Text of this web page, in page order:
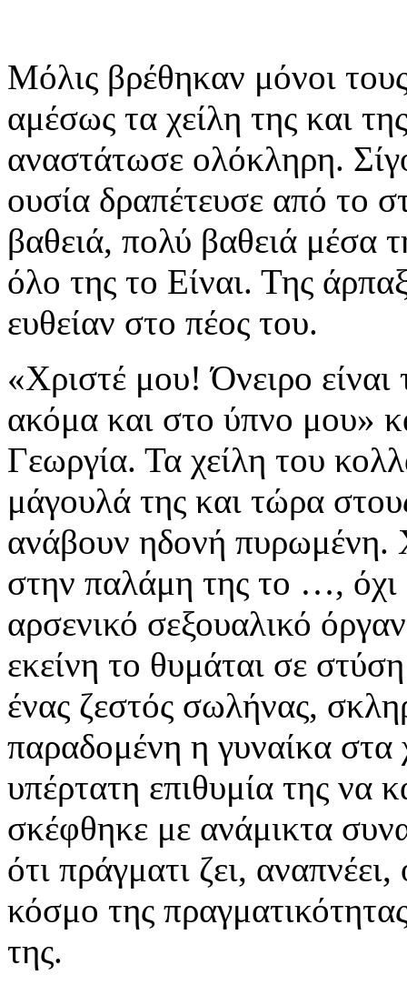
Μόλις βρέθηκαν μόνοι
αμέσως τα χείλη της και
αναστάτωσε ολόκληρη.
ουσία δραπέτευσε από το
βαθειά, πολύ βαθειά μέσα
όλο της το Είναι. Της
ευθείαν στο πέος του.
«Χριστέ μου! Όνειρο
ακόμα και στο ύπνο μου»
Γεωργία. Τα χείλη του
μάγουλά της και τώρα
ανάβουν ηδονή πυρωμένη.
στην παλάμη της το …, όχι
αρσενικό σεξουαλικό
εκείνη το θυμάται σε
ένας ζεστός σωλήνας,
παραδομένη η γυναίκα στα
υπέρτατη επιθυμία της να
σκέφθηκε με ανάμικτα
ότι πράγματι ζει,
κόσμο της
της.